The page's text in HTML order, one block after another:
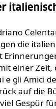
die
einer Zeit,
e gli Amici
auf die
Gespür